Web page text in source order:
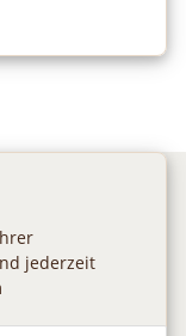
jederzeit